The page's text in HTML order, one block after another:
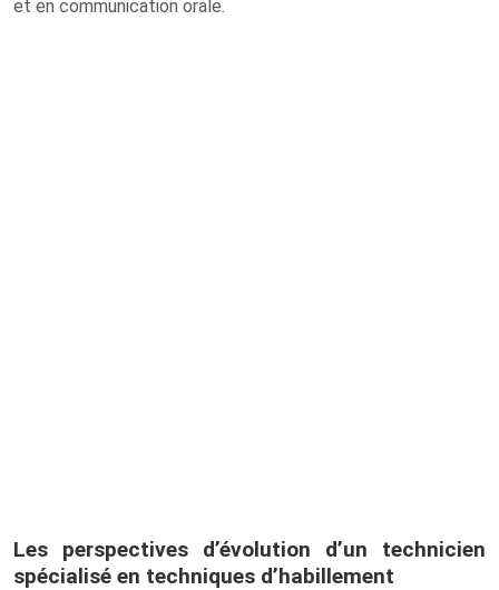
et en communication orale.
Les perspectives d’évolution d’un technicien
spécialisé en techniques d’habillement